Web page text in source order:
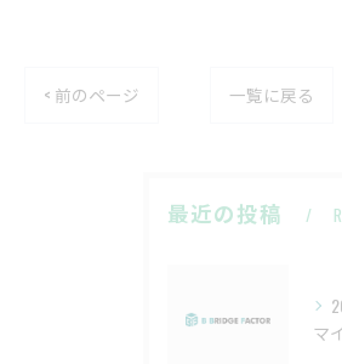
< 前のページ 一覧に戻る
最近の投稿